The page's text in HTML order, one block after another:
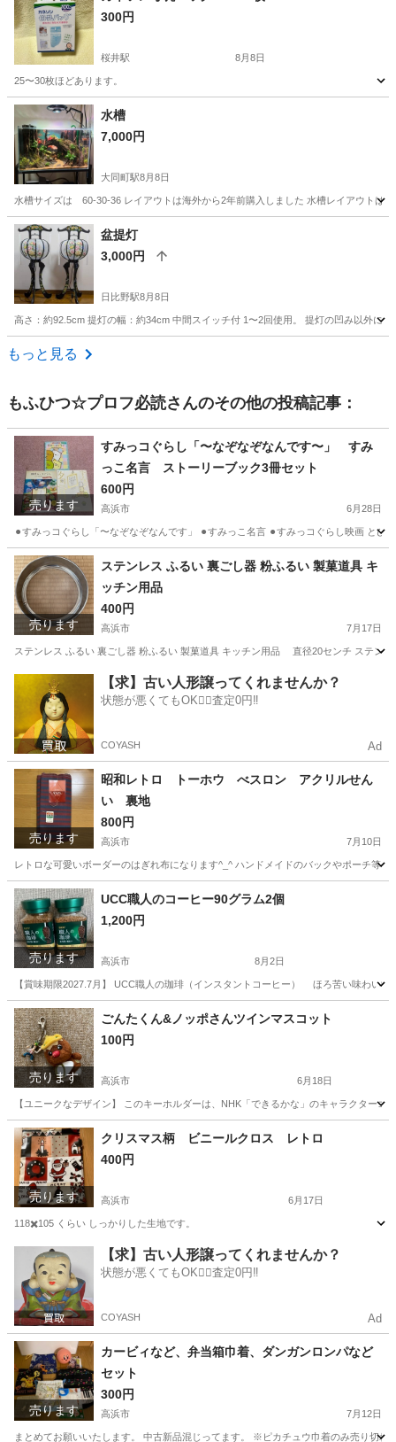
300円
桜井駅 8月8日
25〜30枚ほどあります。
愛知 安城市 桜井駅
水槽
7,000円
大同町駅8月8日
水槽サイズは 60-30-36 レイアウトは海外から2年前購入しました 水槽レイアウト
愛知 名古屋市 大同町駅
盆提灯
3,000円
日比野駅8月8日
高さ：約92.5cm 提灯の幅：約34cm 中間スイッチ付 1〜2回使用。 提灯の凹み以外に
愛知 名古屋市
もっと見る
もふひつ☆プロフ必読さんのその他の投稿記事：
売ります
すみっコぐらし「〜なぞなぞなんです〜」 すみ
っこ名言 ストーリーブック3冊セット
600円
高浜市 6月28日
⚫︎すみっコぐらし「〜なぞなぞなんです」 ⚫︎すみっこ名言 ⚫︎すみっコぐらし映画 と
愛知 高浜市 すみっコぐらし
売ります
ステンレス ふるい 裏ごし器 粉ふるい 製菓道具 キ
ッチン用品
400円
高浜市 7月17日
ステンレス ふるい 裏ごし器 粉ふるい 製菓道具 キッチン用品 直径20センチ ステン
生活雑貨 製菓
【求】古い人形譲ってくれませんか？
状態が悪くてもOK🙆‍♀️査定0円‼️
COYASH Ad
売ります
昭和レトロ トーホウ べスロン アクリルせん
い 裏地
800円
高浜市 7月10日
レトロな可愛いボーダーのはぎれ布になります^_^ ハンドメイドのバックやポーチ等
愛知 高浜市 PCパーツ レトロ
売ります
UCC職人のコーヒー90グラム2個
1,200円
高浜市 8月2日
【賞味期限2027.7月】 UCC職人の珈琲（インスタントコーヒー） ほろ苦い味わい
愛知 高浜市 食品 インスタントコーヒー
売ります
ごんたくん&ノッポさんツインマスコット
100円
高浜市 6月18日
【ユニークなデザイン】 このキーホルダーは、NHK「できるかな」のキャラクター
愛知 高浜市 フィギュア マスコット
売ります
クリスマス柄 ビニールクロス レトロ
400円
高浜市 6月17日
118✖️105 くらい しっかりした生地です。
高浜市 生活雑貨 ビニール
【求】古い人形譲ってくれませんか？
状態が悪くてもOK🙆‍♀️査定0円‼️
COYASH Ad
売ります
カービィなど、弁当箱巾着、ダンガンロンパなど
セット
300円
高浜市 7月12日
まとめてお願いいたします。 中古新品混じってます。 ※ピカチュウ巾着のみ売り切れ